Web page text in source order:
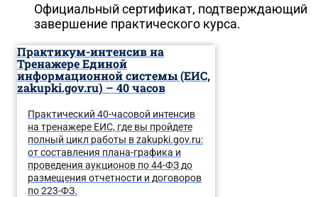
Официальный сертификат, подтверждающий
завершение практического курса.
Практикум-интенсив на
Тренажере Единой
информационной системы (ЕИС,
zakupki.gov.ru) – 40 часов
Практический 40-часовой интенсив
на тренажере ЕИС, где вы пройдете
полный цикл работы в zakupki.gov.ru:
от составления плана-графика и
проведения аукционов по 44-ФЗ до
размещения отчетности и договоров
по 223-ФЗ.